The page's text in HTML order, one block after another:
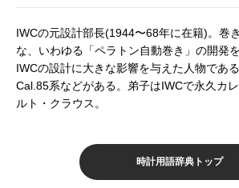
IWCの元設計部長(1944〜68年に在籍)。巻
な、いわゆる「ペラトン自動巻き」の開発
IWCの設計に大きな影響を与えた人物であ
Cal.85系などがある。弟子はIWCで永久カ
ルト・クラウス。
時計用語辞典トップ